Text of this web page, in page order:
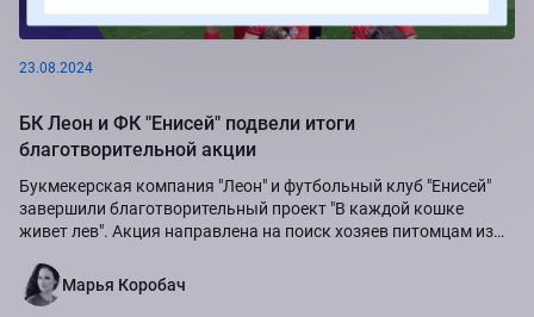
23.08.2024
БК Леон и ФК "Енисей" подвели итоги
благотворительной акции
Букмекерская компания "Леон" и футбольный клуб "Енисей"
завершили благотворительный проект "В каждой кошке
живет лев". Акция направлена на поиск хозяев питомцам из
Марья Коробач